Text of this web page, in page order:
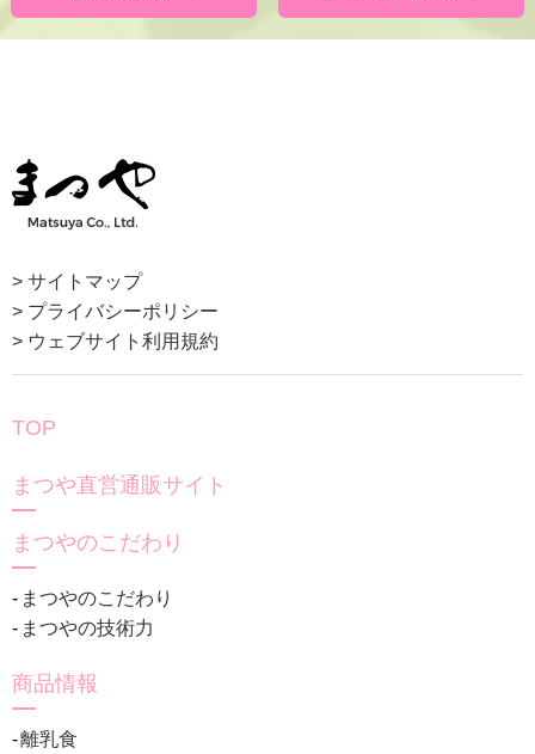
> サイトマップ
> プライバシーポリシー
> ウェブサイト利用規約
TOP
まつや直営通販サイト
まつやのこだわり
まつやのこだわり
まつやの技術力
商品情報
離乳食